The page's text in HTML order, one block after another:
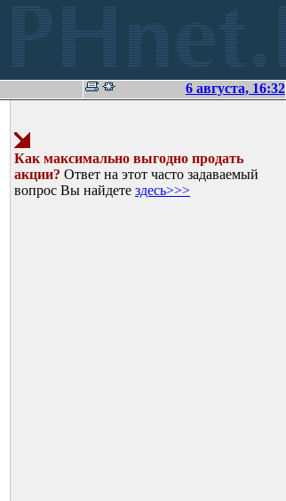
6 августа, 16:32
Как максимально выгодно продать
акции? Ответ на этот часто задаваемый
вопрос Вы найдете здесь>>>